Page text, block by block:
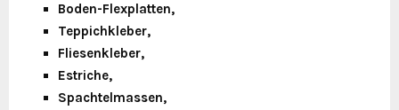
Boden-Flexplatten,
Teppichkleber,
Fliesenkleber,
Estriche,
Spachtelmassen,